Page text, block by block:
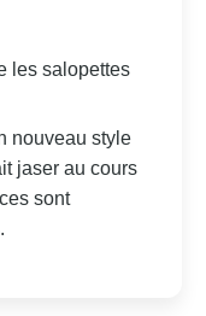
les salopettes
nouveau style
jaser au cours
sont